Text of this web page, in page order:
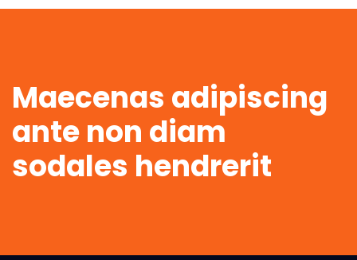
Maecenas adipiscing
ante non diam
sodales hendrerit